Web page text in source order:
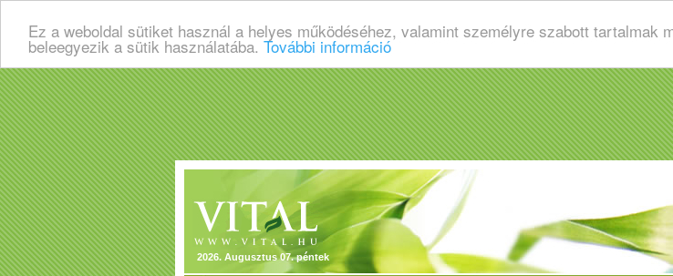
Ez a weboldal sütiket használ a helyes működéséhez, valamint személyre szabott tartalmak
beleegyezik a sütik használatába. További információ
2026. Augusztus 07. péntek